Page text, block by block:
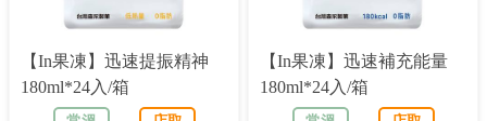
【in果凍】迅速提振精神
180ml*24入/箱
【in果凍】迅速補充能量
180ml*24入/箱